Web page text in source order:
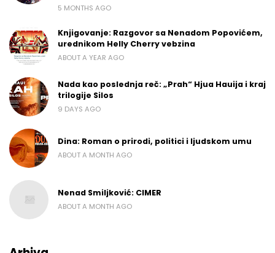
5 MONTHS AGO
Knjigovanje: Razgovor sa Nenadom Popovićem,
urednikom Helly Cherry vebzina
ABOUT A YEAR AGO
Nada kao poslednja reč: „Prah“ Hjua Hauija i kraj
trilogije Silos
9 DAYS AGO
Dina: Roman o prirodi, politici i ljudskom umu
ABOUT A MONTH AGO
Nenad Smiljković: CIMER
ABOUT A MONTH AGO